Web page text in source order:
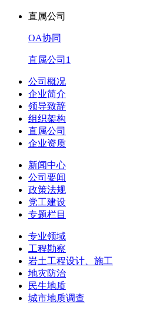
直属公司
OA协同
直属公司1
公司概况
企业简介
领导致辞
组织架构
直属公司
企业资质
新闻中心
公司要闻
政策法规
党工建设
专题栏目
专业领域
工程勘察
岩土工程设计、施工
地灾防治
民生地质
城市地质调查